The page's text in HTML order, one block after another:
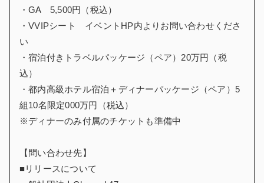
・GA 5,500円（税込）
・VVIPシート イベントHP内よりお問い合わせくださ
い
・宿泊付きトラベルパッケージ（ペア）20万円（税
込）
・都内高級ホテル宿泊＋ディナーパッケージ（ペア）5
組10名限定000万円（税込）
※ディナーのみ付属のチケットも準備中
【問い合わせ先】
■リリースについて